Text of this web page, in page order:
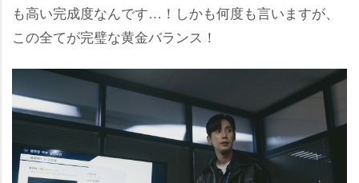
も高い完成度なんです…！しかも何度も言いますが、
この全てが完璧な黄金バランス！